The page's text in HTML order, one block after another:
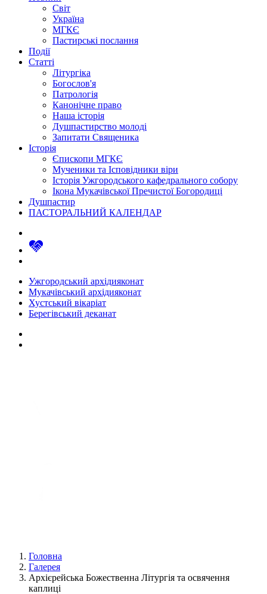
Світ
Україна
МГКЄ
Пастирські послання
Події
Статті
Літургіка
Богослов'я
Патрологія
Канонічне право
Наша історія
Душпастирство молоді
Запитати Священика
Історія
Єпископи МГКЄ
Мученики та Ісповідники віри
Історія Ужгородського кафедрального собору
Ікона Мукачівської Пречистої Богородиці
Душпастир
ПАСТОРАЛЬНИЙ КАЛЕНДАР
Ужгородський архідияконат
Мукачівський архідияконат
Хустський вікаріат
Берегівський деканат
Головна
Галерея
Архієрейська Божественна Літургія та освячення
каплиці